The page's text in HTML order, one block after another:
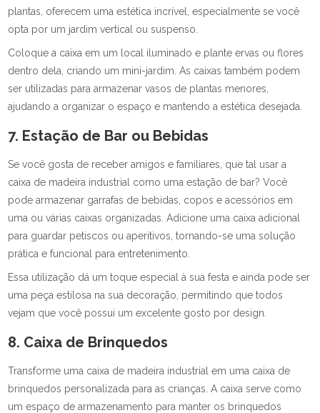
plantas, oferecem uma estética incrível, especialmente se você
opta por um jardim vertical ou suspenso.
Coloque a caixa em um local iluminado e plante ervas ou flores
dentro dela, criando um mini-jardim. As caixas também podem
ser utilizadas para armazenar vasos de plantas menores,
ajudando a organizar o espaço e mantendo a estética desejada.
7. Estação de Bar ou Bebidas
Se você gosta de receber amigos e familiares, que tal usar a
caixa de madeira industrial como uma estação de bar? Você
pode armazenar garrafas de bebidas, copos e acessórios em
uma ou várias caixas organizadas. Adicione uma caixa adicional
para guardar petiscos ou aperitivos, tornando-se uma solução
prática e funcional para entretenimento.
Essa utilização dá um toque especial à sua festa e ainda pode ser
uma peça estilosa na sua decoração, permitindo que todos
vejam que você possui um excelente gosto por design.
8. Caixa de Brinquedos
Transforme uma caixa de madeira industrial em uma caixa de
brinquedos personalizada para as crianças. A caixa serve como
um espaço de armazenamento para manter os brinquedos